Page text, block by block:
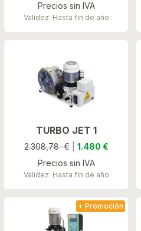
Precios sin IVA
Validez: Hasta fin de año
TURBO JET 1
2.308,78 €| 1.480 €
Precios sin IVA
Validez: Hasta fin de año
+ Promoción